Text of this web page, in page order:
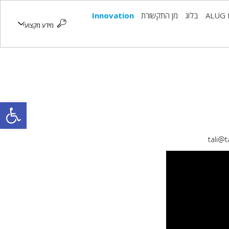
פתח
ALUG בלוג מן התקשורת Innovation
מידע מקצועי